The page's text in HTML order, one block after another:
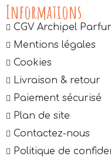
Informations
CGV Archipel
Mentions légales
Cookies
Livraison & retour
Paiement sécurisé
Plan de site
Contactez-nous
Politique de